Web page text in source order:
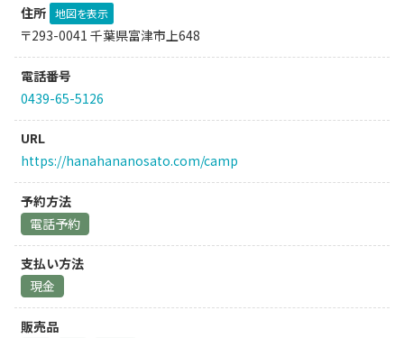
住所 地図を表示
〒293-0041 千葉県富津市上648
電話番号
0439-65-5126
URL
https://hanahananosato.com/camp
予約方法
電話予約
支払い方法
現金
販売品